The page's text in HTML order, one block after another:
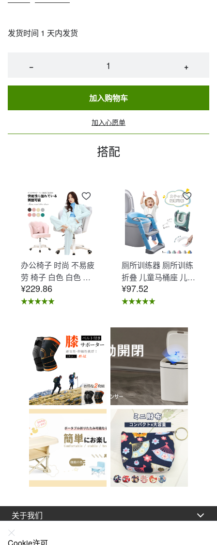
发货时间 1 天内发货
− +
加入购物车
加入心愿单
搭配
办公椅子 时尚 不易疲
劳 椅子 白色 白色 办
公椅子 不易疲劳 学习
椅 北欧 儿童 椅子 学
椅子 在家办公 Asher
Brilliant C-56
¥229.86
厕所训练器 厕所训练
折叠 儿童马桶座 儿童
马桶辅助 收纳式马桶
座 小孩马桶座 儿童厕
女孩 儿童 孩子 儿童
马桶训练 免邮 踏步器
厕所
¥97.52
关于我们
法律声明